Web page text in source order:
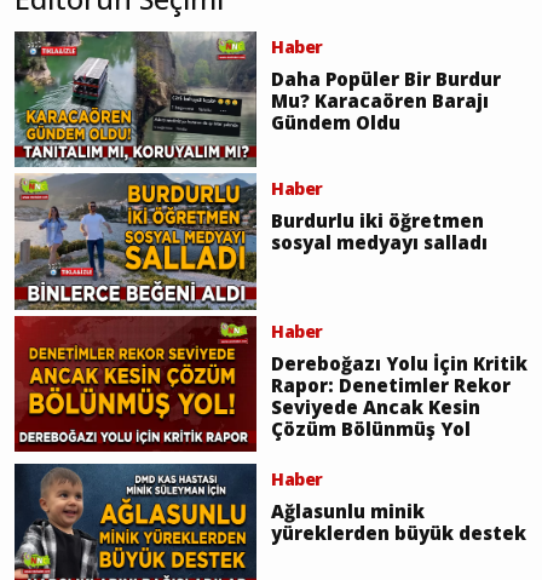
Haber
Daha Popüler Bir Burdur
Mu? Karacaören Barajı
Gündem Oldu
Haber
Burdurlu iki öğretmen
sosyal medyayı salladı
Haber
Dereboğazı Yolu İçin Kritik
Rapor: Denetimler Rekor
Seviyede Ancak Kesin
Çözüm Bölünmüş Yol
Haber
Ağlasunlu minik
yüreklerden büyük destek